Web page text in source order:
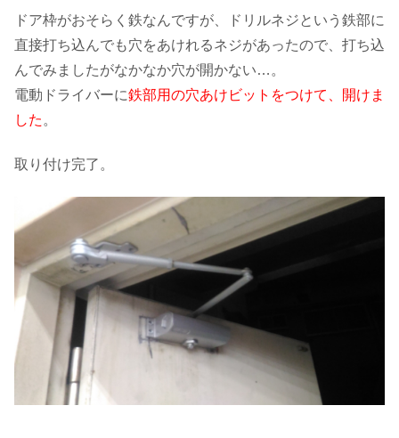
ドア枠がおそらく鉄なんですが、ドリルネジという鉄部に
直接打ち込んでも穴をあけれるネジがあったので、打ち込
んでみましたがなかなか穴が開かない…。
電動ドライバーに鉄部用の穴あけビットをつけて、開けま
した 。
取り付け完了。